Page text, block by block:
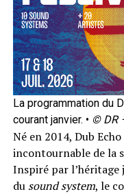
La programmation du
courant janvier. • © DR
Né en 2014, Dub
incontournable de la
Inspiré par l’héritage
du sound system, le